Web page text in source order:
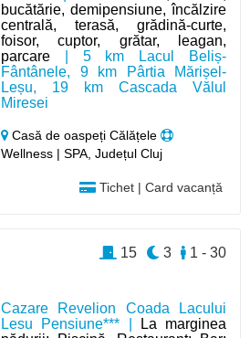
bucătărie, demipensiune, încălzire
centrală, terasă, grădină-curte,
foisor, cuptor, grătar, leagan,
parcare | 5 km Lacul Beliș-
Fântânele, 9 km Pârtia Mărișel-
Leșu, 19 km Cascada Vălul
Miresei
Casă de oaspeți Călățele
Wellness | SPA, Județul Cluj
Tichet | Card vacanță
Cazare Revelion Coada Lacului
Lesu Pensiune*** |
La marginea
1 - 30
3
15